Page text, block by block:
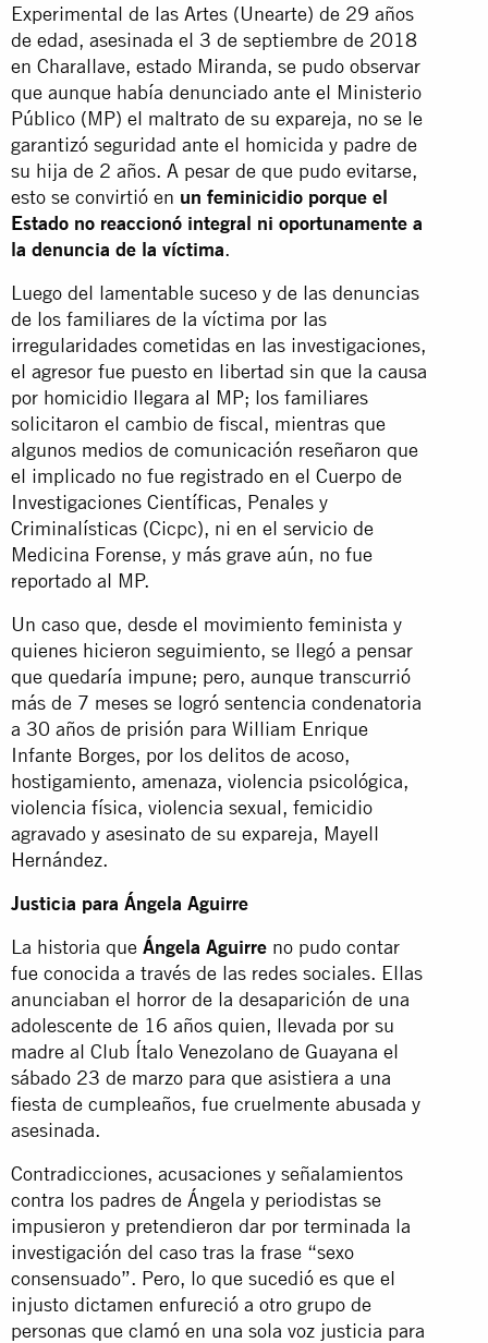
Experimental de las Artes (Unearte) de 29 años
de edad, asesinada el 3 de septiembre de 2018
en Charallave, estado Miranda, se pudo observar
que aunque había denunciado ante el Ministerio
Público (MP) el maltrato de su expareja, no se le
garantizó seguridad ante el homicida y padre de
su hija de 2 años. A pesar de que pudo evitarse,
esto se convirtió en un feminicidio porque el
Estado no reaccionó integral ni oportunamente a
la denuncia de la víctima.
Luego del lamentable suceso y de las denuncias
de los familiares de la víctima por las
irregularidades cometidas en las investigaciones,
el agresor fue puesto en libertad sin que la causa
por homicidio llegara al MP; los familiares
solicitaron el cambio de fiscal, mientras que
algunos medios de comunicación reseñaron que
el implicado no fue registrado en el Cuerpo de
Investigaciones Científicas, Penales y
Criminalísticas (Cicpc), ni en el servicio de
Medicina Forense, y más grave aún, no fue
reportado al MP.
Un caso que, desde el movimiento feminista y
quienes hicieron seguimiento, se llegó a pensar
que quedaría impune; pero, aunque transcurrió
más de 7 meses se logró sentencia condenatoria
a 30 años de prisión para William Enrique
Infante Borges, por los delitos de acoso,
hostigamiento, amenaza, violencia psicológica,
violencia física, violencia sexual, femicidio
agravado y asesinato de su expareja, Mayell
Hernández.
Justicia para Ángela Aguirre
La historia que Ángela Aguirre no pudo contar
fue conocida a través de las redes sociales. Ellas
anunciaban el horror de la desaparición de una
adolescente de 16 años quien, llevada por su
madre al Club Ítalo Venezolano de Guayana el
sábado 23 de marzo para que asistiera a una
fiesta de cumpleaños, fue cruelmente abusada y
asesinada.
Contradicciones, acusaciones y señalamientos
contra los padres de Ángela y periodistas se
impusieron y pretendieron dar por terminada la
investigación del caso tras la frase “sexo
consensuado”. Pero, lo que sucedió es que el
injusto dictamen enfureció a otro grupo de
personas que clamó en una sola voz justicia para